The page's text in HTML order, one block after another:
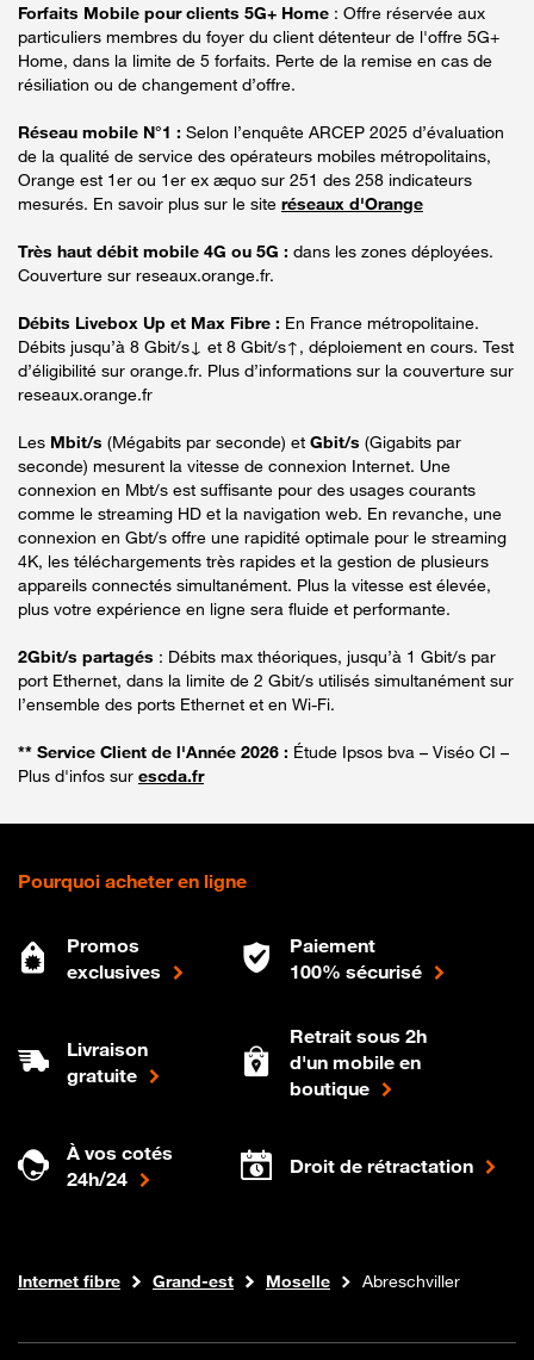
Forfaits Mobile pour clients 5G+ Home : Offre réservée aux
particuliers membres du foyer du client détenteur de l'offre 5G+
Home, dans la limite de 5 forfaits. Perte de la remise en cas de
résiliation ou de changement d’offre.
Réseau mobile N°1 : Selon l’enquête ARCEP 2025 d’évaluation
de la qualité de service des opérateurs mobiles métropolitains,
Orange est 1er ou 1er ex æquo sur 251 des 258 indicateurs
mesurés. En savoir plus sur le site réseaux d'Orange
Très haut débit mobile 4G ou 5G : dans les zones déployées.
Couverture sur reseaux.orange.fr.
Débits Livebox Up et Max Fibre : En France métropolitaine.
Débits jusqu’à 8 Gbit/s↓ et 8 Gbit/s↑, déploiement en cours. Test
d’éligibilité sur orange.fr. Plus d’informations sur la couverture sur
reseaux.orange.fr
Les Mbit/s (Mégabits par seconde) et Gbit/s (Gigabits par
seconde) mesurent la vitesse de connexion Internet. Une
connexion en Mbt/s est suffisante pour des usages courants
comme le streaming HD et la navigation web. En revanche, une
connexion en Gbt/s offre une rapidité optimale pour le streaming
4K, les téléchargements très rapides et la gestion de plusieurs
appareils connectés simultanément. Plus la vitesse est élevée,
plus votre expérience en ligne sera fluide et performante.
2Gbit/s partagés : Débits max théoriques, jusqu’à 1 Gbit/s par
port Ethernet, dans la limite de 2 Gbit/s utilisés simultanément sur
l’ensemble des ports Ethernet et en Wi-Fi.
** Service Client de l'Année 2026 : Étude Ipsos bva – Viséo CI –
Plus d'infos sur escda.fr
Pourquoi acheter en ligne
Promos
exclusives
Paiement
100% sécurisé
Livraison
gratuite
Retrait sous 2h
d'un mobile en
boutique
À vos cotés
24h/24
Droit de rétractation
Boutique Orange
Internet fibre Grand-est Moselle Abreschviller